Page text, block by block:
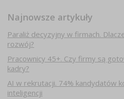
Najnowsze artykuły
Paraliż decyzyjny w firmach.
rozwój?
Pracownicy 45+. Czy firmy są
kadry?
AI w rekrutacji. 74% kandydatów
inteligencji